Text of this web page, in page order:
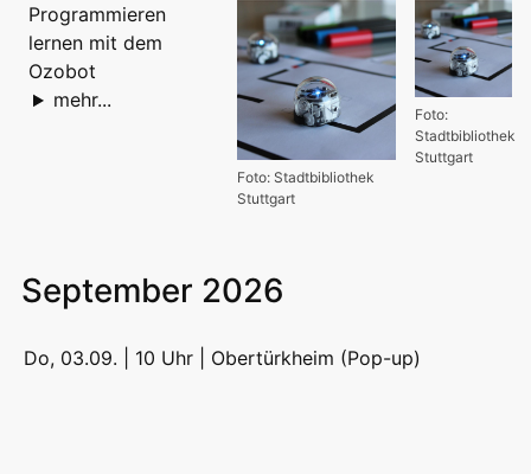
Foto:
Stadtbibliothek
Stuttgart
Foto: Stadtbibliothek
Stuttgart
Programmieren
lernen mit dem
Ozobot
mehr...
September 2026
Do, 03.09. | 10 Uhr | Obertürkheim (Pop-up)